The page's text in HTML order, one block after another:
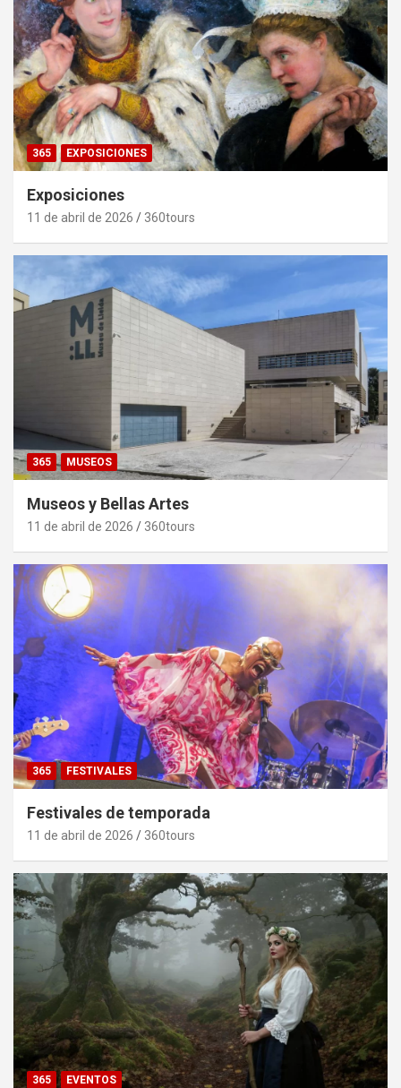
365 EXPOSICIONES
Exposiciones
11 de abril de 2026 360tours
365 MUSEOS
Museos y Bellas Artes
11 de abril de 2026 360tours
365 FESTIVALES
Festivales de temporada
11 de abril de 2026 360tours
365 EVENTOS